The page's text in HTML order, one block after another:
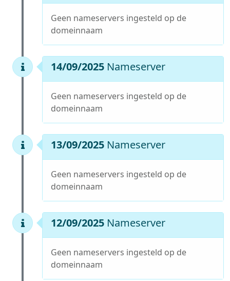
Geen nameservers ingesteld op de
domeinnaam
14/09/2025 Nameserver
Geen nameservers ingesteld op de
domeinnaam
13/09/2025 Nameserver
Geen nameservers ingesteld op de
domeinnaam
12/09/2025 Nameserver
Geen nameservers ingesteld op de
domeinnaam